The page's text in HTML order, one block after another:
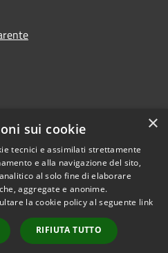
Copyright © 2026 • Comune di
Gizzeria • Powered by
Municipium•
Accesso
redazione
×
sui cookie
tecnici e assimilati strettamente
e alla navigazione del sito,
al solo fine di elaborare
aggregate e anonime.
la cookie policy al seguente link
RIFIUTA TUTTO